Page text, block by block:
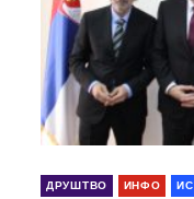
ДРУШТВО ИНФО